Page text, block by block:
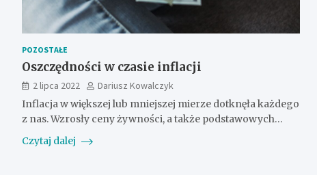
POZOSTAŁE
Oszczędności w czasie inflacji
2 lipca 2022
Dariusz Kowalczyk
Inflacja w większej lub mniejszej mierze dotknęła każdego
z nas. Wzrosły ceny żywności, a także podstawowych…
Czytaj dalej